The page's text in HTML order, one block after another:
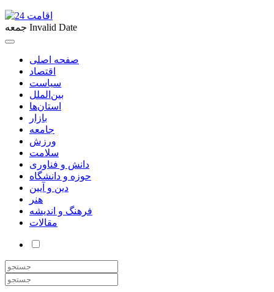
جمعه Invalid Date
صفحه اصلی
اقتصاد
سیاست
بین‌الملل
استان‌ها
بازار
جامعه
ورزش
سلامت
دانش و فناوری
حوزه و دانشگاه
دین و آیین
هنر
فرهنگ و اندیشه
مقالات